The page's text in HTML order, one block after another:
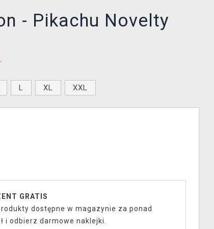
- Pikachu Novelty
L XL XXL
GRATIS
dostępne w magazynie za ponad
i odbierz darmowe naklejki.